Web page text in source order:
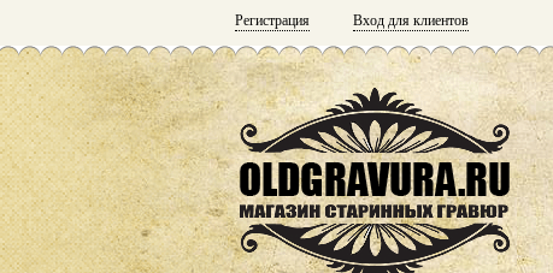
Регистрация Вход для клиентов